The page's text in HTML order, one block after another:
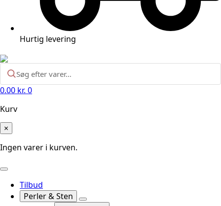
Hurtig levering
0.00 kr. 0
Kurv
×
Ingen varer i kurven.
Tilbud
Perler & Sten